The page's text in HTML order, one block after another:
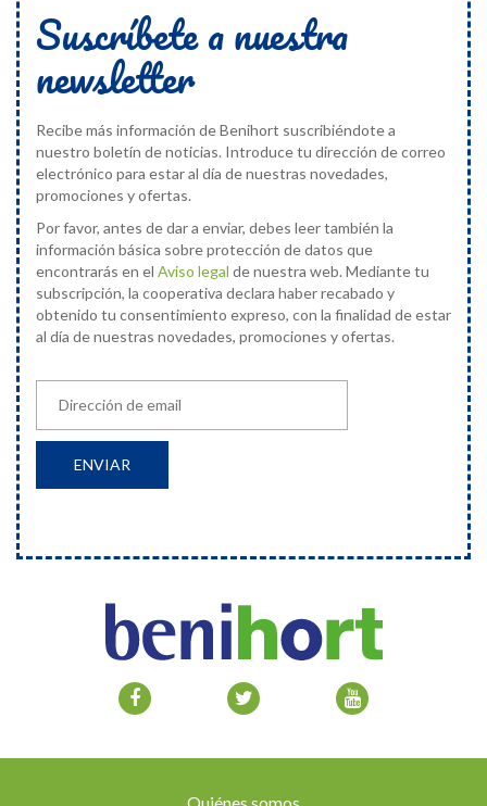
Suscríbete a nuestra
newsletter
Recibe más información de Benihort suscribiéndote a
nuestro boletín de noticias. Introduce tu dirección de correo
electrónico para estar al día de nuestras novedades,
promociones y ofertas.
Por favor, antes de dar a enviar, debes leer también la
información básica sobre protección de datos que
encontrarás en el Aviso legal de nuestra web. Mediante tu
subscripción, la cooperativa declara haber recabado y
obtenido tu consentimiento expreso, con la finalidad de estar
al día de nuestras novedades, promociones y ofertas.
Quiénes somos